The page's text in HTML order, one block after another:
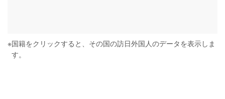
※国籍をクリックすると、その国の訪日外国人のデータを表示しま
す。